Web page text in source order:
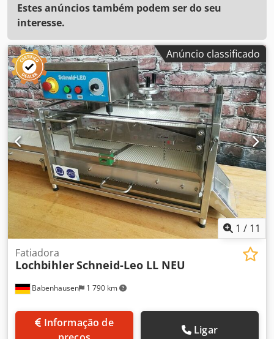
Estes anúncios também podem ser do seu
interesse.
Anúncio classificado
1 / 11
Babenhausen 1 790 km
Fatiadora
LochbihlerSchneid-Leo LL NEU
Ligar